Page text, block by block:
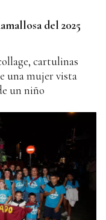
del 2025
cartulinas
una mujer vista
un niño